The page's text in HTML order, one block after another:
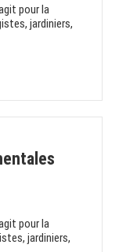
pour la
jardiniers,
pour la
jardiniers,